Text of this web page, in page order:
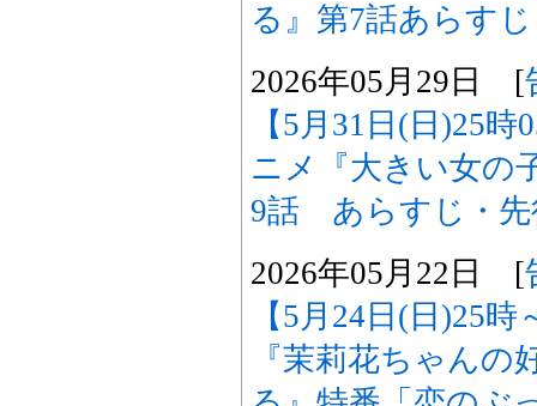
る』第7話あらす
2026年05月29日 [
【5月31日(日)25
ニメ『大きい女の
9話 あらすじ・先
2026年05月22日 [
【5月24日(日)25
『茉莉花ちゃん